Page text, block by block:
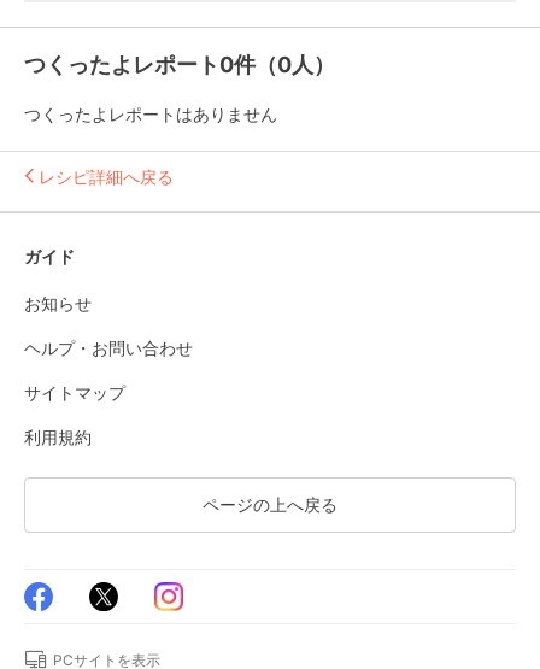
つくったよレポート0件（0人）
つくったよレポートはありません
レシピ詳細へ戻る
ガイド
お知らせ
ヘルプ・お問い合わせ
サイトマップ
利用規約
ページの上へ戻る
PCサイトを表示